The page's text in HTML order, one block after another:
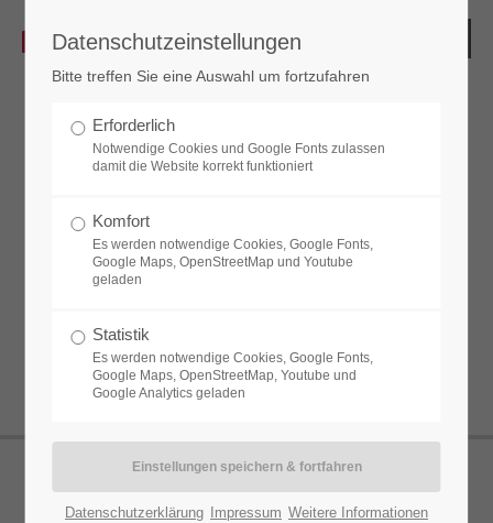
erlaubt. Bitte ändern Sie die
Einstellungen
Datenschutzeinstellungen
Bitte treffen Sie eine Auswahl um fortzufahren
Erforderlich
Notwendige Cookies und Google Fonts zulassen
damit die Website korrekt funktioniert
Komfort
Es werden notwendige Cookies, Google Fonts,
Google Maps, OpenStreetMap und Youtube
geladen
Statistik
Es werden notwendige Cookies, Google Fonts,
Google Maps, OpenStreetMap, Youtube und
Google Analytics geladen
Datenschutzerklärung Impressum Weitere Informationen